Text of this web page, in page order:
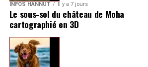
INFOS HANNUT Il y a 7 jours
Le sous-sol du château de Moha
cartographié en 3D